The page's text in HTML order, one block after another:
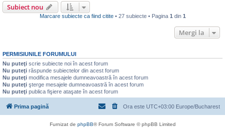
Subiect nou
Marcare subiecte ca fiind citite• 27 subiecte • Pagina 1 din 1
Mergi la
PERMISIUNILE FORUMULUI
Nu puteţi scrie subiecte noi în acest forum
Nu puteţi răspunde subiectelor din acest forum
Nu puteţi modifica mesajele dumneavoastră în acest forum
Nu puteţi şterge mesajele dumneavoastră în acest forum
Nu puteţi publica fişiere ataşate în acest forum
Prima pagină Ora este UTC+03:00 Europe/Bucharest
Furnizat de phpBB® Forum Software © phpBB Limited